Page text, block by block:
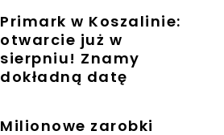
Primark w Koszalinie:
otwarcie już w
sierpniu! Znamy
dokładną datę
Milionowe zarobki